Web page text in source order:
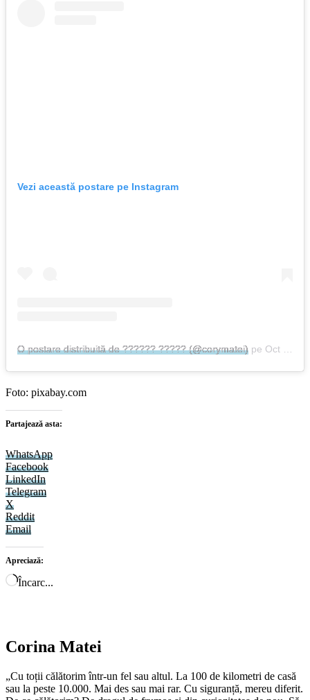
Vezi această postare pe Instagram
O postare distribuită de ?????? ????? (@corymatei) pe Oct 15, 2017 at 10:54 PDT
Foto: pixabay.com
Partajează asta:
WhatsApp
Facebook
LinkedIn
Telegram
X
Reddit
Email
Apreciază:
Încarc...
Corina Matei
„Cu toții călătorim într-un fel sau altul. La 100 de kilometri de casă
sau la peste 10.000. Mai des sau mai rar. Cu siguranță, mereu diferit.